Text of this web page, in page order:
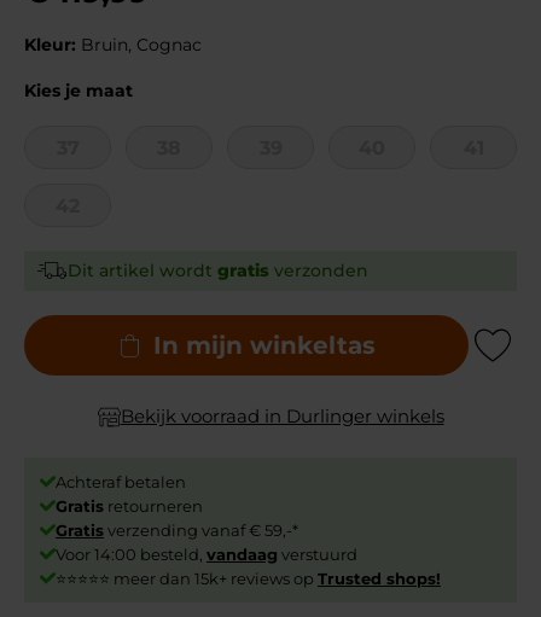
Kleur: Bruin, Cognac
Kies je maat
Dit artikel wordt gratis verzonden
In mijn winkeltas Add to
Bekijk voorraad in Durlinger winkels
Achteraf betalen
Gratis retourneren
Gratisverzending vanaf € 59,-*
Voor 14:00 besteld, vandaag verstuurd
⭐⭐⭐⭐⭐ meer dan 15k+ reviews op Trusted shops!